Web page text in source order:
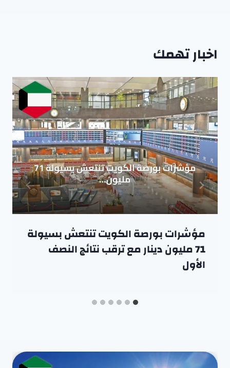
اخبار تهمك
مؤشرات بورصة الكويت تنتعش بسيولة
71 مليون دينار مع ترقب نتائج النصف
الأول